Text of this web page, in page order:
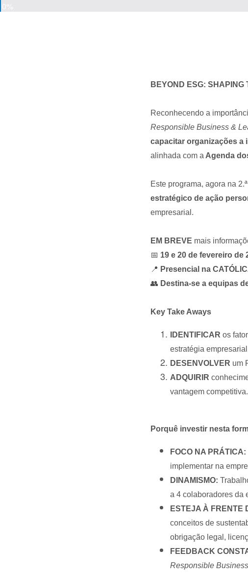
BEYOND ESG: SHAPING
Reconhecendo a
Responsible Business &
capacitar organizações a
alinhada com a Agenda
Este programa, agora na
estratégico de ação
empresarial.
EM BREVE mais
📅 19 e 20 de fevereiro de
📍 Presencial na
👥 Destina-se a equipas
Key Take Aways
IDENTIFICAR os
estratégia
DESENVOLVER um
ADQUIRIR
vantagem competitiva.
Porquê investir nesta
FOCO NA PRÁTICA:
implementar na
DINAMISMO:
a 4 colaboradores da
ESTEJA À FRENTE
conceitos de
obrigação legal,
FEEDBACK
Responsible